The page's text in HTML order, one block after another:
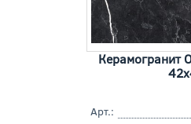
Керамогранит
Арт.: